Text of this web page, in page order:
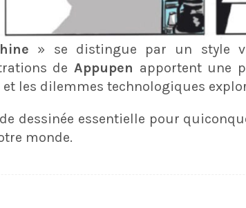
» se distingue par un style
de Appupen apportent une
les dilemmes technologiques
dessinée essentielle pour
monde.